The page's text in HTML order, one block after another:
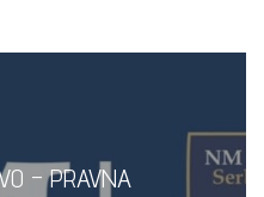
– PRAVNA